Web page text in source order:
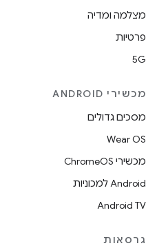
מצלמה ומדיה
פרטיות
5G
מכשירי ANDROID
מסכים גדולים
Wear OS
מכשירי ChromeOS
Android למכוניות
Android TV
גרסאות